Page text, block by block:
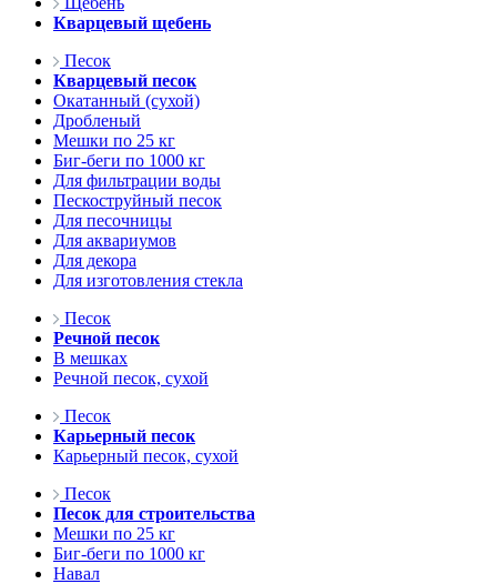
Кварцевый щебень
Песок
Кварцевый песок
Окатанный (сухой)
Дробленый
Мешки по 25 кг
Биг-беги по 1000 кг
Для фильтрации воды
Пескоструйный песок
Для песочницы
Для аквариумов
Для декора
Для изготовления стекла
Песок
Речной песок
В мешках
Речной песок, сухой
Песок
Карьерный песок
Карьерный песок, сухой
Песок
Песок для строительства
Мешки по 25 кг
Биг-беги по 1000 кг
Навал